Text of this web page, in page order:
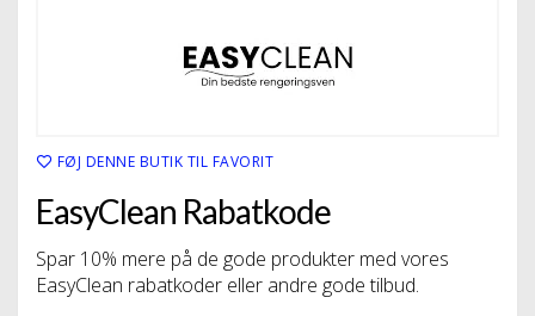
FØJ DENNE BUTIK TIL FAVORIT
EasyClean Rabatkode
Spar 10% mere på de gode produkter med vores
EasyClean rabatkoder eller andre gode tilbud.